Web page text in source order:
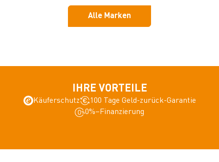
Alle Marken
IHRE VORTEILE
Käuferschutz
100 Tage Geld-zurück-Garantie
0%–Finanzierung